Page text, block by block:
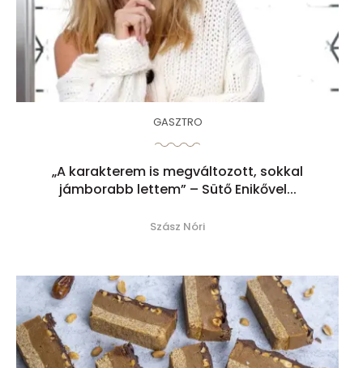
GASZTRO
„A karakterem is megváltozott, sokkal
jámborabb lettem” – Sütő Enikővel...
Szász Nóri